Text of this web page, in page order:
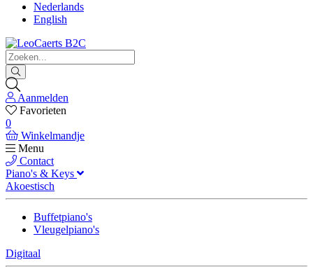
Nederlands
English
Aanmelden
Favorieten
0
Winkelmandje
Menu
Contact
Piano's & Keys
Akoestisch
Buffetpiano's
Vleugelpiano's
Digitaal